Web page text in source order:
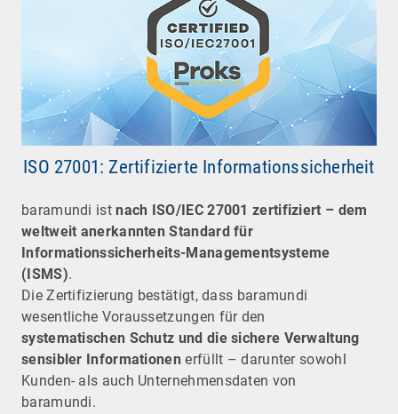
ISO 27001: Zertifizierte Informationssicherheit
baramundi istnach ISO/IEC 27001 zertifiziert – dem
weltweit anerkannten Standard für
Informationssicherheits-Managementsysteme
(ISMS).
Die Zertifizierung bestätigt, dass baramundi
wesentliche Voraussetzungen für den
systematischen Schutz und die sichere Verwaltung
sensibler Informationen erfüllt – darunter sowohl
Kunden- als auch Unternehmensdaten von
baramundi.